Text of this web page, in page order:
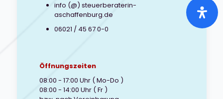
info (@) steuerberaterin-
aschaffenburg.de
06021 / 45 67 0-0
Öffnungszeiten
08:00 - 17:00 Uhr ( Mo-Do )
08:00 - 14:00 Uhr ( Fr )